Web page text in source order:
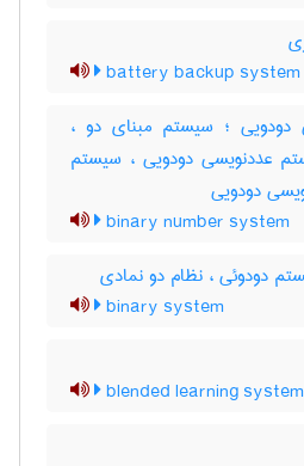
battery backup system
؛ سیستم مبنای دو ،
عددنویسی دودویی ، سیستم
دودویی
binary number system
دودوئی ، نظام دو نمادی
binary system
blended learning system